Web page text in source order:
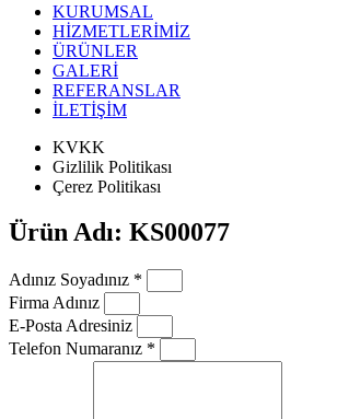
KURUMSAL
HİZMETLERİMİZ
ÜRÜNLER
GALERİ
REFERANSLAR
İLETİŞİM
KVKK
Gizlilik Politikası
Çerez Politikası
Ürün Adı: KS00077
Adınız Soyadınız *
Firma Adınız
E-Posta Adresiniz
Telefon Numaranız *